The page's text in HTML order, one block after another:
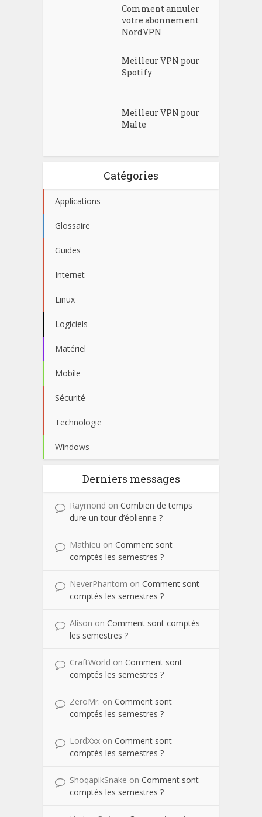
Comment annuler
votre abonnement
NordVPN
Meilleur VPN pour
Spotify
Meilleur VPN pour
Malte
Catégories
Applications
Glossaire
Guides
Internet
Linux
Logiciels
Matériel
Mobile
Sécurité
Technologie
Windows
Derniers messages
Raymond on Combien de temps
dure un tour d’éolienne ?
Mathieu on Comment sont
comptés les semestres ?
NeverPhantom on Comment sont
comptés les semestres ?
Alison on Comment sont comptés
les semestres ?
CraftWorld on Comment sont
comptés les semestres ?
ZeroMr. on Comment sont
comptés les semestres ?
LordXxx on Comment sont
comptés les semestres ?
ShoqapikSnake on Comment sont
comptés les semestres ?